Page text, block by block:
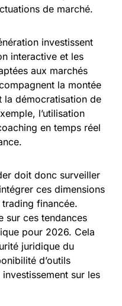
de marché.
investissent
interactive et les
aux marchés
la montée
la démocratisation de
l’utilisation
en temps réel
doit donc surveiller
ces dimensions
financée.
sur ces tendances
pour 2026. Cela
juridique du
d’outils
sur les